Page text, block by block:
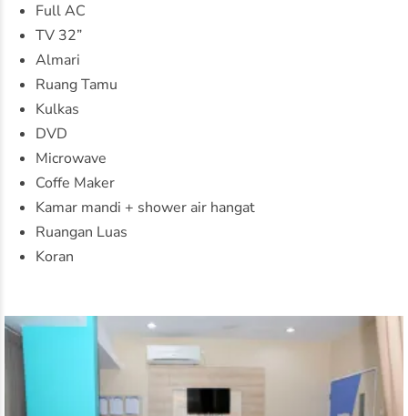
Full AC
TV 32”
Almari
Ruang Tamu
Kulkas
DVD
Microwave
Coffe Maker
Kamar mandi + shower air hangat
Ruangan Luas
Koran